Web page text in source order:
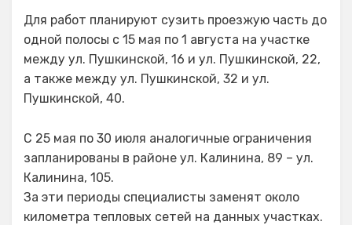
Для работ планируют сузить проезжую часть до
одной полосы с 15 мая по 1 августа на участке
между ул. Пушкинской, 16 и ул. Пушкинской, 22,
а также между ул. Пушкинской, 32 и ул.
Пушкинской, 40.
С 25 мая по 30 июля аналогичные ограничения
запланированы в районе ул. Калинина, 89 – ул.
Калинина, 105.
За эти периоды специалисты заменят около
километра тепловых сетей на данных участках.